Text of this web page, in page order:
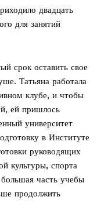
двадцать
для занятий
срок оставить свое
Татьяна работала
клубе, и чтобы
ей пришлось
университет
в Институте
руководящих
культуры, спорта
часть учебы
продолжить